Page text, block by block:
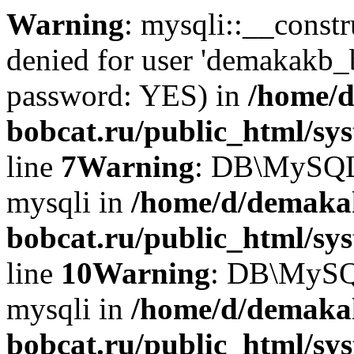
Warning:
denied for user
password: YES) in /home/
bobcat.ru/public_html/
line 7Warning:
mysqli in /home/d/
bobcat.ru/public_html/
line 10Warning:
mysqli in /home/d/
bobcat.ru/public_html/